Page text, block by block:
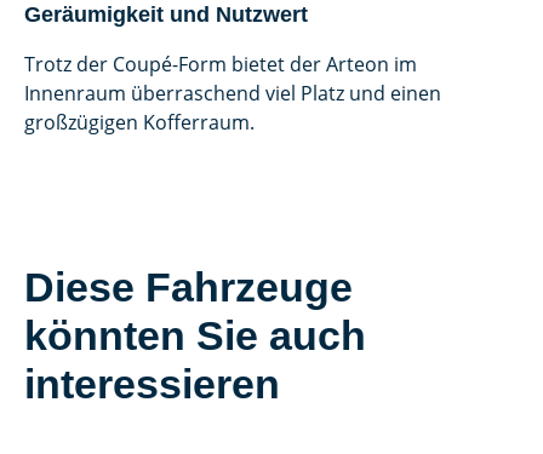
Geräumigkeit und Nutzwert
Trotz der Coupé-Form bietet der Arteon im
Innenraum überraschend viel Platz und einen
großzügigen Kofferraum.
Diese Fahrzeuge
könnten Sie auch
interessieren